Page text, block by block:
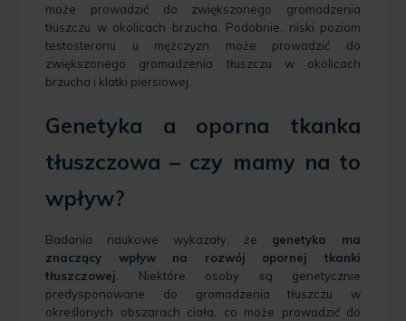
może prowadzić do zwiększonego gromadzenia
tłuszczu w okolicach brzucha. Podobnie, niski poziom
testosteronu u mężczyzn może prowadzić do
zwiększonego gromadzenia tłuszczu w okolicach
brzucha i klatki piersiowej.
Genetyka a oporna tkanka
tłuszczowa – czy mamy na to
wpływ?
Badania naukowe wykazały, że genetyka ma
znaczący wpływ na rozwój opornej tkanki
tłuszczowej . Niektóre osoby są genetycznie
predysponowane do gromadzenia tłuszczu w
określonych obszarach ciała, co może prowadzić do